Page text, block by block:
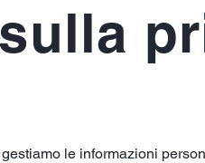
le informazioni